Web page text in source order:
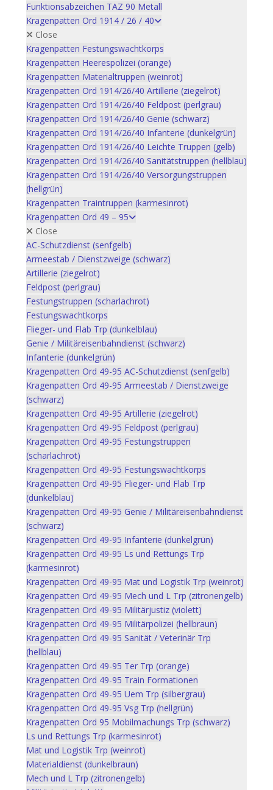
Funktionsabzeichen TAZ 90 Metall
Kragenpatten Ord 1914 / 26 / 40
Close
Kragenpatten Festungswachtkorps
Kragenpatten Heerespolizei (orange)
Kragenpatten Materialtruppen (weinrot)
Kragenpatten Ord 1914/26/40 Artillerie (ziegelrot)
Kragenpatten Ord 1914/26/40 Feldpost (perlgrau)
Kragenpatten Ord 1914/26/40 Genie (schwarz)
Kragenpatten Ord 1914/26/40 Infanterie (dunkelgrün)
Kragenpatten Ord 1914/26/40 Leichte Truppen (gelb)
Kragenpatten Ord 1914/26/40 Sanitätstruppen (hellblau)
Kragenpatten Ord 1914/26/40 Versorgungstruppen
(hellgrün)
Kragenpatten Traintruppen (karmesinrot)
Kragenpatten Ord 49 – 95
Close
AC-Schutzdienst (senfgelb)
Armeestab / Dienstzweige (schwarz)
Artillerie (ziegelrot)
Feldpost (perlgrau)
Festungstruppen (scharlachrot)
Festungswachtkorps
Flieger- und Flab Trp (dunkelblau)
Genie / Militäreisenbahndienst (schwarz)
Infanterie (dunkelgrün)
Kragenpatten Ord 49-95 AC-Schutzdienst (senfgelb)
Kragenpatten Ord 49-95 Armeestab / Dienstzweige
(schwarz)
Kragenpatten Ord 49-95 Artillerie (ziegelrot)
Kragenpatten Ord 49-95 Feldpost (perlgrau)
Kragenpatten Ord 49-95 Festungstruppen
(scharlachrot)
Kragenpatten Ord 49-95 Festungswachtkorps
Kragenpatten Ord 49-95 Flieger- und Flab Trp
(dunkelblau)
Kragenpatten Ord 49-95 Genie / Militäreisenbahndienst
(schwarz)
Kragenpatten Ord 49-95 Infanterie (dunkelgrün)
Kragenpatten Ord 49-95 Ls und Rettungs Trp
(karmesinrot)
Kragenpatten Ord 49-95 Mat und Logistik Trp (weinrot)
Kragenpatten Ord 49-95 Mech und L Trp (zitronengelb)
Kragenpatten Ord 49-95 Militärjustiz (violett)
Kragenpatten Ord 49-95 Militärpolizei (hellbraun)
Kragenpatten Ord 49-95 Sanität / Veterinär Trp
(hellblau)
Kragenpatten Ord 49-95 Ter Trp (orange)
Kragenpatten Ord 49-95 Train Formationen
Kragenpatten Ord 49-95 Uem Trp (silbergrau)
Kragenpatten Ord 49-95 Vsg Trp (hellgrün)
Kragenpatten Ord 95 Mobilmachungs Trp (schwarz)
Ls und Rettungs Trp (karmesinrot)
Mat und Logistik Trp (weinrot)
Materialdienst (dunkelbraun)
Mech und L Trp (zitronengelb)